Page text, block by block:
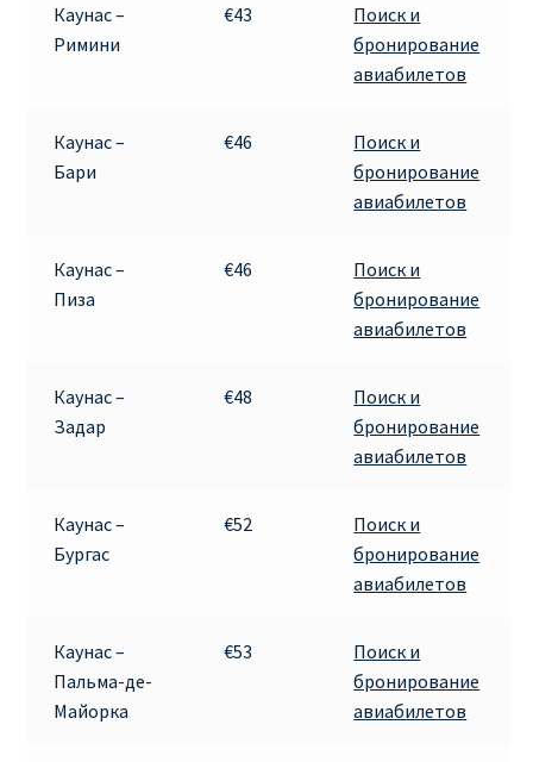
Каунас –
Римини
€43
Поиск и
бронирование
авиабилетов
Каунас –
Бари
€46
Поиск и
бронирование
авиабилетов
Каунас –
Пиза
€46
Поиск и
бронирование
авиабилетов
Каунас –
Задар
€48
Поиск и
бронирование
авиабилетов
Каунас –
Бургас
€52
Поиск и
бронирование
авиабилетов
Каунас –
Пальма-де-
Майорка
€53
Поиск и
бронирование
авиабилетов